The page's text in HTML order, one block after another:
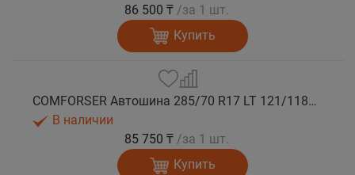
86 500 ₸ /за 1 шт.
Купить
COMFORSER Автошина 285/70 R17 LT 121/118S CF1100 10PR RWL лето
В наличии
85 750 ₸ /за 1 шт.
Купить